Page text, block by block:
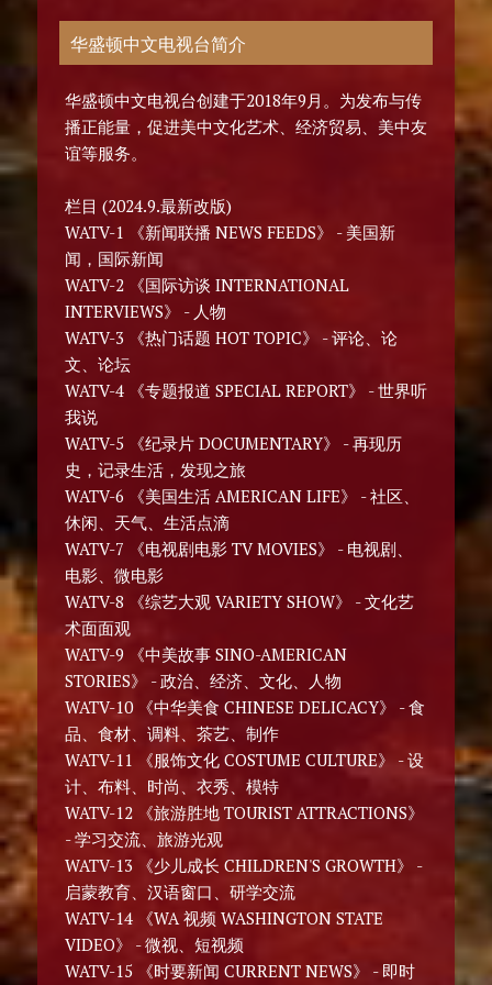
华盛顿中文电视台简介
华盛顿中文电视台创建于2018年9月。为发布与传
播正能量，促进美中文化艺术、经济贸易、美中友
谊等服务。
栏目 (2024.9.最新改版)
WATV-1 《新闻联播 NEWS FEEDS》 - 美国新
闻，国际新闻
WATV-2 《国际访谈 INTERNATIONAL
INTERVIEWS》 - 人物
WATV-3 《热门话题 HOT TOPIC》 - 评论、论
文、论坛
WATV-4 《专题报道 SPECIAL REPORT》 - 世界听
我说
WATV-5 《纪录片 DOCUMENTARY》 - 再现历
史，记录生活，发现之旅
WATV-6 《美国生活 AMERICAN LIFE》 - 社区、
休闲、天气、生活点滴
WATV-7 《电视剧电影 TV MOVIES》 - 电视剧、
电影、微电影
WATV-8 《综艺大观 VARIETY SHOW》 - 文化艺
术面面观
WATV-9 《中美故事 SINO-AMERICAN
STORIES》 - 政治、经济、文化、人物
WATV-10 《中华美食 CHINESE DELICACY》 - 食
品、食材、调料、茶艺、制作
WATV-11 《服饰文化 COSTUME CULTURE》 - 设
计、布料、时尚、衣秀、模特
WATV-12 《旅游胜地 TOURIST ATTRACTIONS》
- 学习交流、旅游光观
WATV-13 《少儿成长 CHILDREN'S GROWTH》 -
启蒙教育、汉语窗口、研学交流
WATV-14 《WA 视频 WASHINGTON STATE
VIDEO》 - 微视、短视频
WATV-15 《时要新闻 CURRENT NEWS》 - 即时